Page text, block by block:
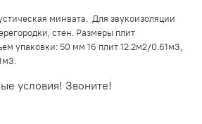
минвата. Для звукоизоляции
стен. Размеры плит
упаковки: 50 мм 16 плит 12.2м2/0.61м3,
условия! Звоните!